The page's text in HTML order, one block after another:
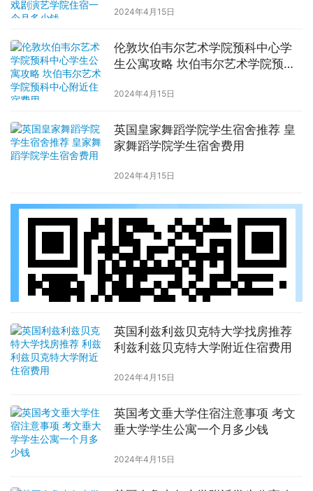
2024年4月15日
伦敦坎伯韦尔艺术学院预科中心学
生公寓攻略 坎伯韦尔艺术学院预科
2024年4月15日
英国皇家舞蹈学院学生宿舍推荐 皇
家舞蹈学院学生宿舍费用
2024年4月15日
英国利兹利兹贝克特大学找房推荐
利兹利兹贝克特大学附近住宿费用
2024年4月15日
英国考文垂大学住宿注意事项 考文
垂大学学生公寓一个月多少钱
2024年4月15日